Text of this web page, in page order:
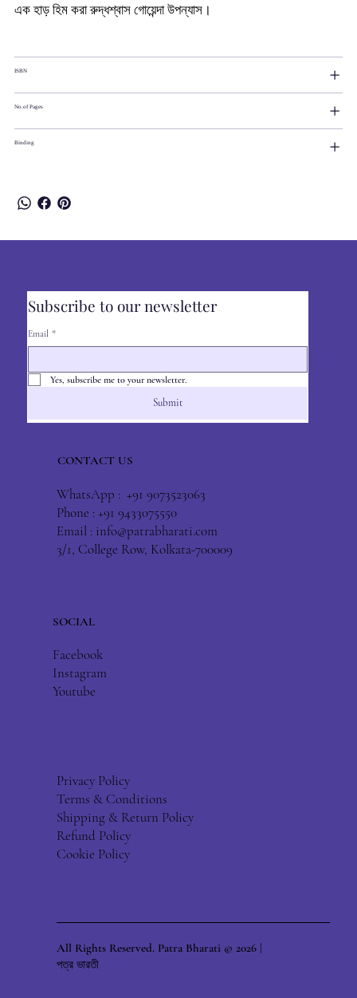
একহাড়হিমকরারুদ্ধশ্বাসগোয়েন্দাউপন্যাস।
ISBN
No.of Pages
Binding
Subscribe to our newsletter
Email *
Yes, subscribe me to your newsletter.
Submit
CONTACT US
WhatsApp : +91 9073523063
Phone : +91 9433075550
Email : info@patrabharati.com
3/1, College Row, Kolkata-700009
SOCIAL
Facebook
Instagram
Youtube
Privacy Policy
Terms & Conditions
Shipping & Return Policy
Refund Policy
Cookie Policy
All Rights Reserved. Patra Bharati © 2026 |
পত্র ভারতী